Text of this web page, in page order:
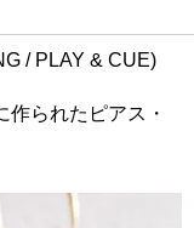
/ PLAY & CUE)
られたピアス・